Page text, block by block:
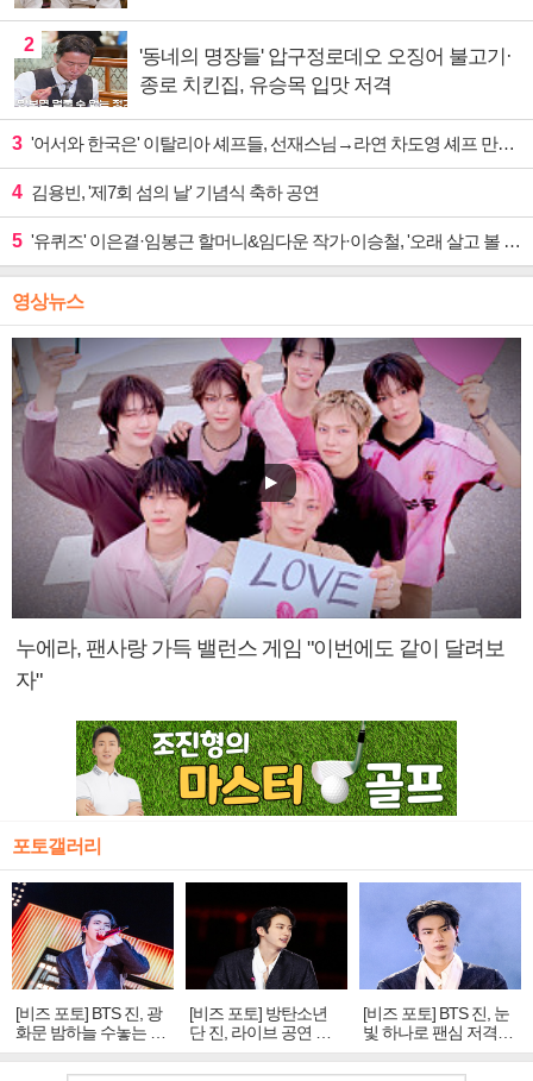
2
'동네의 명장들' 압구정로데오 오징어 불고기·
종로 치킨집, 유승목 입맛 저격
3 '어서와 한국은' 이탈리아 셰프들, 선재스님→라연 차도영 셰프 만난다
4 김용빈, '제7회 섬의 날' 기념식 축하 공연
5 '유퀴즈' 이은결·임봉근 할머니&임다운 작가·이승철, '오래 살고 볼 일' 특집 출격
영상뉴스
누에라, 팬사랑 가득 밸런스 게임 "이번에도 같이 달려보
자"
포토갤러리
[비즈 포토] BTS 진, 광
화문 밤하늘 수놓는 '비
주얼 킹'의 열창
[비즈 포토] 방탄소년
단 진, 라이브 공연 중
빛나는 독보적 아우라
[비즈 포토] BTS 진, 눈
빛 하나로 팬심 저격…
독보적 카리스마